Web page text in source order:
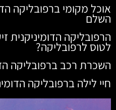
אוכל מקומי ברפובליקה
השלם
הרפובליקה הדומיניקנית
לטוס לרפובליקה?
השכרת רכב ברפובליקה
חיי לילה ברפובליקה